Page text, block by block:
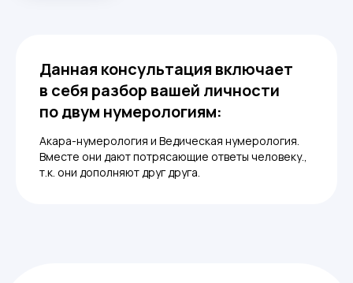
Данная консультация включает
в себя разбор вашей личности
по двум нумерологиям:
Акара-нумерология и Ведическая нумерология.
Вместе они дают потрясающие ответы человеку.,
т.к. они дополняют друг друга.